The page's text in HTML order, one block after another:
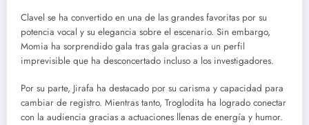
Clavel se ha convertido en una de las grandes favoritas por su
potencia vocal y su elegancia sobre el escenario. Sin embargo,
Momia ha sorprendido gala tras gala gracias a un perfil
imprevisible que ha desconcertado incluso a los investigadores.
Por su parte, Jirafa ha destacado por su carisma y capacidad para
cambiar de registro. Mientras tanto, Troglodita ha logrado conectar
con la audiencia gracias a actuaciones llenas de energía y humor.